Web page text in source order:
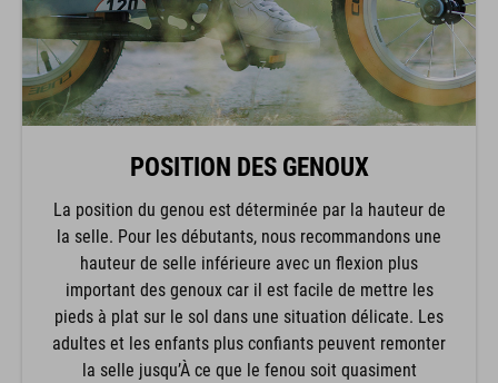
POSITION DES GENOUX
La position du genou est déterminée par la hauteur de
la selle. Pour les débutants, nous recommandons une
hauteur de selle inférieure avec un flexion plus
important des genoux car il est facile de mettre les
pieds à plat sur le sol dans une situation délicate. Les
adultes et les enfants plus confiants peuvent remonter
la selle jusqu’À ce que le fenou soit quasiment